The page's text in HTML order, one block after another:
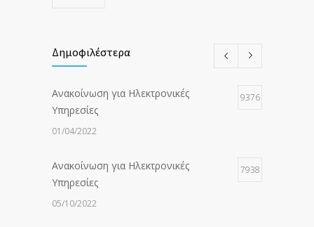
Δημοφιλέστερα
Ανακοίνωση για Ηλεκτρονικές
Υπηρεσίες
9376
01/04/2022
Ανακοίνωση για Ηλεκτρονικές
Υπηρεσίες
7938
05/10/2022